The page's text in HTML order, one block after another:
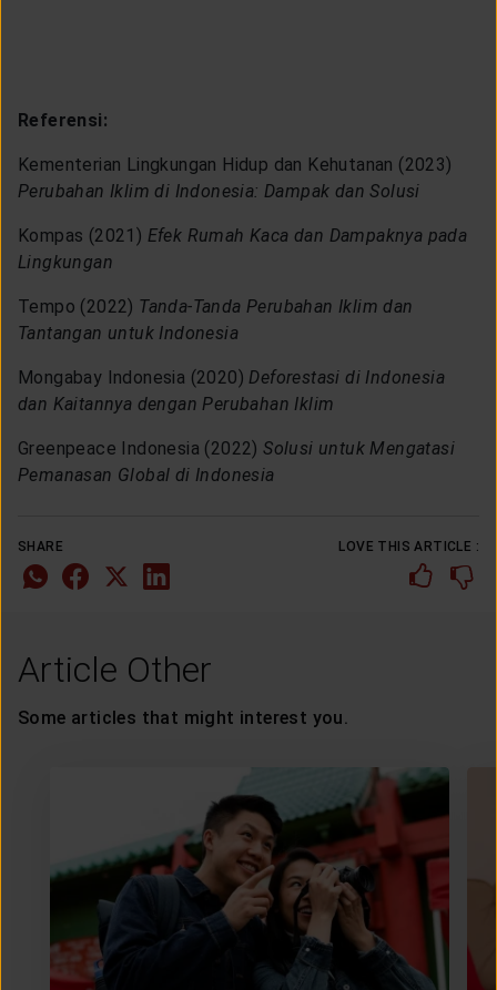
Referensi:
Kementerian Lingkungan Hidup dan Kehutanan (2023)
Perubahan Iklim di Indonesia: Dampak dan Solusi
Kompas (2021) Efek Rumah Kaca dan Dampaknya pada
Lingkungan
Tempo (2022) Tanda-Tanda Perubahan Iklim dan
Tantangan untuk Indonesia
Mongabay Indonesia (2020)Deforestasi di Indonesia
dan Kaitannya dengan Perubahan Iklim
Greenpeace Indonesia (2022)Solusi untuk Mengatasi
Pemanasan Global di Indonesia
SHARE LOVE THIS ARTICLE :
Article Other
Some articles that might interest you.